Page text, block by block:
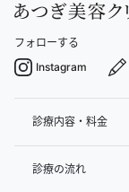
フォローする
Instagram
診療内容・料金
診療の流れ